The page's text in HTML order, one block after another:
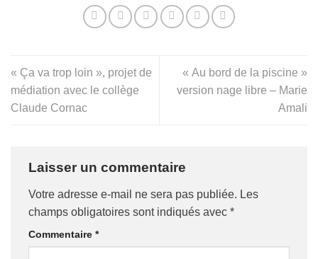
« Ça va trop loin », projet de
médiation avec le collège
Claude Cornac
« Au bord de la piscine »
version nage libre – Marie
Amali
Laisser un commentaire
Votre adresse e-mail ne sera pas publiée. Les
champs obligatoires sont indiqués avec *
Commentaire *